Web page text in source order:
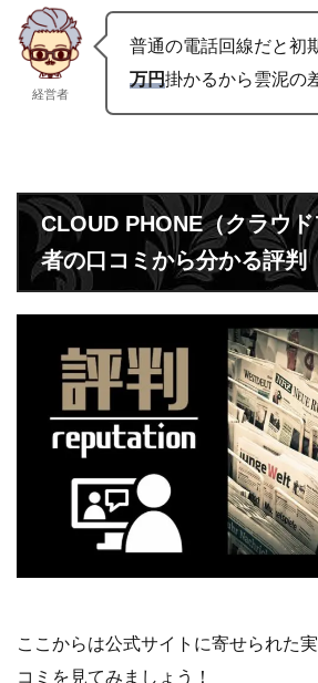
経営者
普通の電話回線だと初
万円掛かるから雲泥の
CLOUD PHONE（クラウ
者の口コミから分かる評判
ここからは公式サイトに寄せられた
コミを見てみましょう！